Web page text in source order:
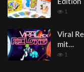
1
Viral
mit…
1